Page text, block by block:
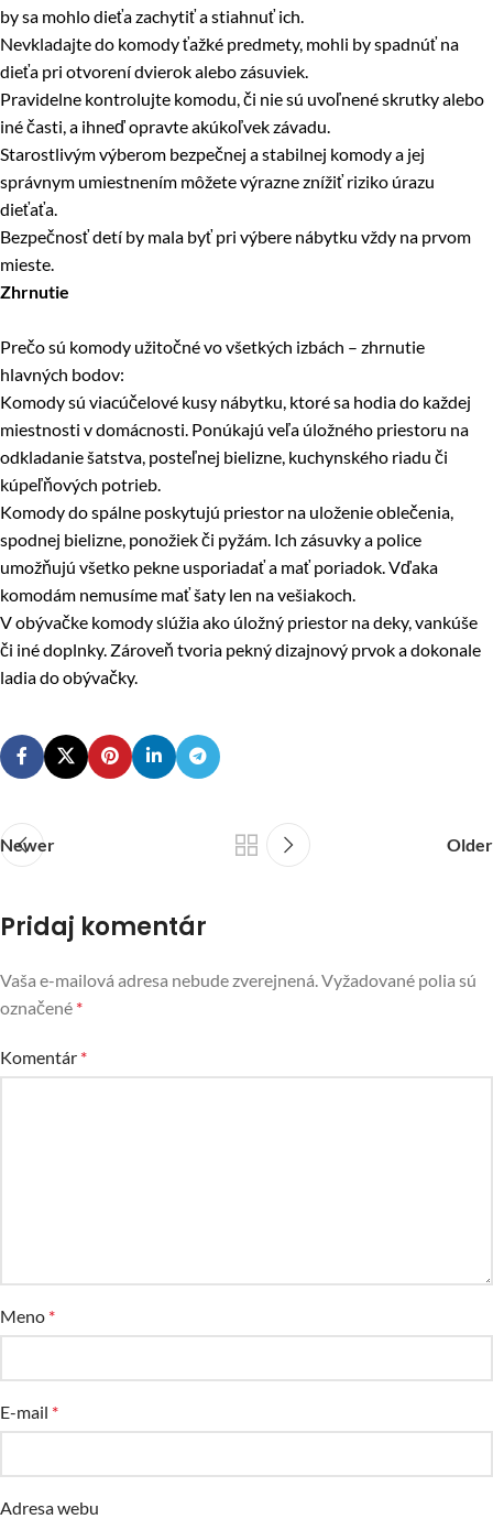
by sa mohlo dieťa zachytiť a stiahnuť ich.
Nevkladajte do komody ťažké predmety, mohli by spadnúť na
dieťa pri otvorení dvierok alebo zásuviek.
Pravidelne kontrolujte komodu, či nie sú uvoľnené skrutky alebo
iné časti, a ihneď opravte akúkoľvek závadu.
Starostlivým výberom bezpečnej a stabilnej komody a jej
správnym umiestnením môžete výrazne znížiť riziko úrazu
dieťaťa.
Bezpečnosť detí by mala byť pri výbere nábytku vždy na prvom
mieste.
Zhrnutie
Prečo sú komody užitočné vo všetkých izbách – zhrnutie
hlavných bodov:
Komody sú viacúčelové kusy nábytku, ktoré sa hodia do každej
miestnosti v domácnosti. Ponúkajú veľa úložného priestoru na
odkladanie šatstva, posteľnej bielizne, kuchynského riadu či
kúpeľňových potrieb.
Komody do spálne poskytujú priestor na uloženie oblečenia,
spodnej bielizne, ponožiek či pyžám. Ich zásuvky a police
umožňujú všetko pekne usporiadať a mať poriadok. Vďaka
komodám nemusíme mať šaty len na vešiakoch.
V obývačke komody slúžia ako úložný priestor na deky, vankúše
či iné doplnky. Zároveň tvoria pekný dizajnový prvok a dokonale
ladia do obývačky.
Newer Older
Pridaj komentár
Vaša e-mailová adresa nebude zverejnená. Vyžadované polia sú
označené *
Komentár *
Meno *
E-mail *
Adresa webu